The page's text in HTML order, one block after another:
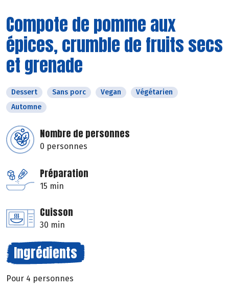
Compote de pomme aux
épices, crumble de fruits secs
et grenade
Dessert Sans porc Vegan
Végétarien
Automne
Nombre de personnes
0 personnes
Préparation
15 min
Cuisson
30 min
Ingrédients
Pour 4 personnes